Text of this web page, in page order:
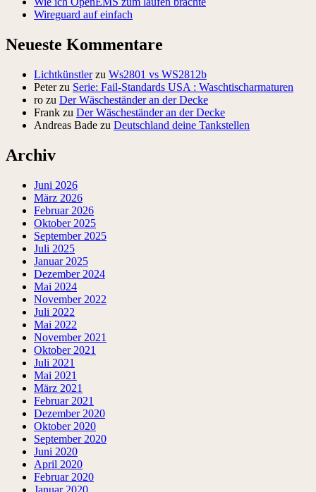
Wireguard auf einfach
Neueste Kommentare
Lichtkünstlerzu Ws2801 vs WS2812b
Peterzu Serie: Fail-Standards USA : Waschtischarmaturen
ro zu Der Wäscheständer an der Decke
Frank zu Der Wäscheständer an der Decke
Andreas Bade zu Deutschland deine Tankstellen
Archiv
Juni 2026
März 2026
Februar 2026
Oktober 2025
September 2025
Juli 2025
Januar 2025
Dezember 2024
Mai 2024
November 2022
Juli 2022
Mai 2022
November 2021
Oktober 2021
Juli 2021
Mai 2021
März 2021
Februar 2021
Dezember 2020
Oktober 2020
September 2020
Juni 2020
April 2020
Februar 2020
Januar 2020